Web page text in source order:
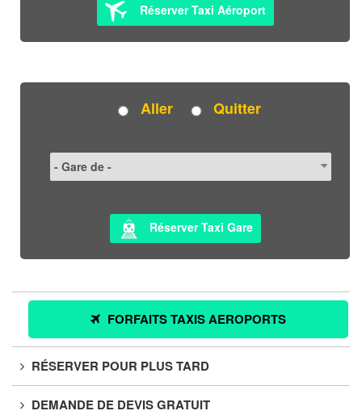
Réserver Taxi Aéroport
Aller Quitter
Réserver Taxi Gare
FORFAITS TAXIS AEROPORTS
RÉSERVER POUR PLUS TARD
DEMANDE DE DEVIS GRATUIT